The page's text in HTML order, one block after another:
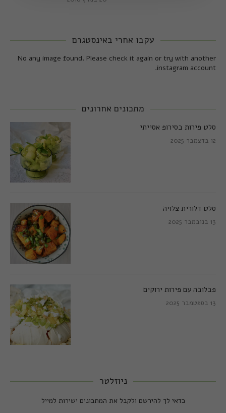
עקבו אחרי באינסטגרם
No any image found. Please check it again or try with another
instagram account.
מתכונים אחרונים
סלט פירות בסירופ אסייתי
12 בדצמבר 2025
סלט דלורית צלויה
13 בנובמבר 2025
פבלובה עם פירות ירוקים
13 בספטמבר 2025
ניוזלטר
כדאי לך להירשם ולקבל את המתכונים ישירות למייל